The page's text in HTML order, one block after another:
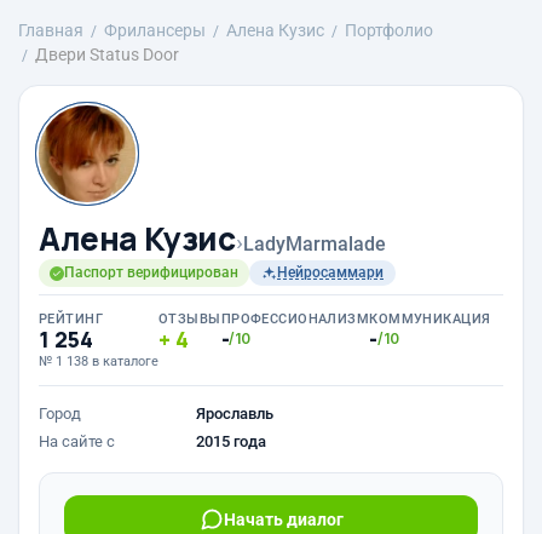
Главная Фрилансеры Алена Кузис
Портфолио
Двери Status Door
Алена Кузис›LadyMarmalade
Паспорт верифицирован Нейросаммари
РЕЙТИНГ
1 254
№ 1 138 в каталоге
ОТЗЫВЫ
4
ПРОФЕССИОНАЛИЗМ
-/10
КОММУНИКАЦИЯ
-/10
Город
Ярославль
На сайте с
2015 года
Начать диалог